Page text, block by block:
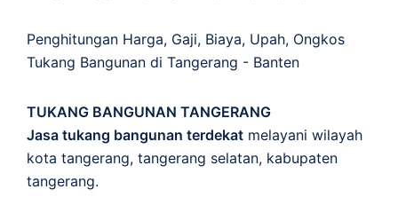
Penghitungan Harga, Gaji, Biaya, Upah, Ongkos
Tukang Bangunan di Tangerang - Banten
TUKANG BANGUNAN TANGERANG
Jasa tukang bangunan terdekat melayani wilayah
kota tangerang, tangerang selatan, kabupaten
tangerang.